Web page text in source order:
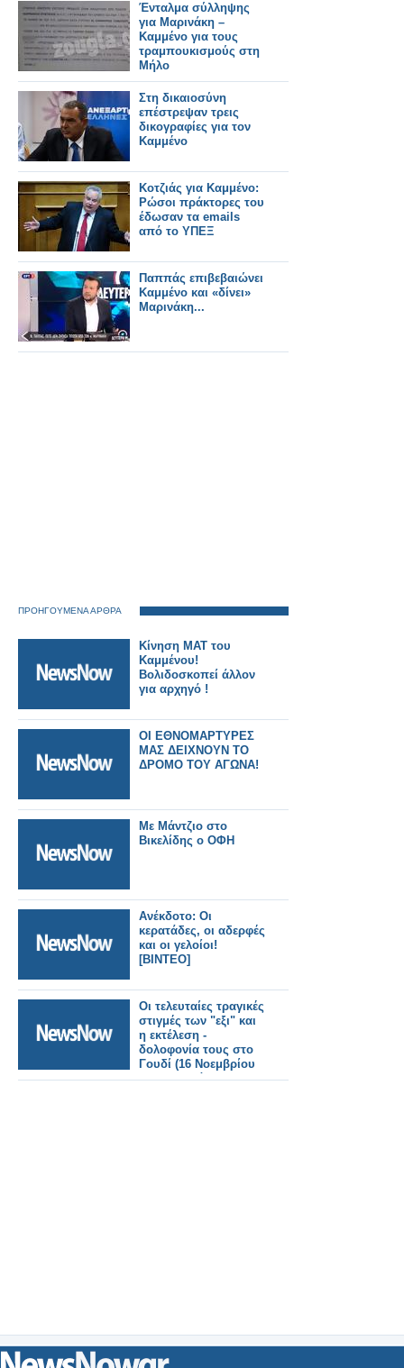
Ένταλμα σύλληψης
για Μαρινάκη –
Καμμένο για τους
τραμπουκισμούς στη
Μήλο
Στη δικαιοσύνη
επέστρεψαν τρεις
δικογραφίες για τον
Καμμένο
Κοτζιάς για Καμμένο:
Ρώσοι πράκτορες του
έδωσαν τα emails
από το ΥΠΕΞ
Παππάς επιβεβαιώνει
Καμμένο και «δίνει»
Μαρινάκη...
ΠΡΟΗΓΟΥΜΕΝΑ ΑΡΘΡΑ
Κίνηση ΜΑΤ του
Καμμένου!
Βολιδοσκοπεί άλλον
για αρχηγό !
ΟΙ ΕΘΝΟΜΑΡΤΥΡΕΣ
ΜΑΣ ΔΕΙΧΝΟΥΝ ΤΟ
ΔΡΟΜΟ ΤΟΥ ΑΓΩΝΑ!
Με Μάντζιο στο
Βικελίδης ο ΟΦΗ
Ανέκδοτο: Οι
κερατάδες, οι αδερφές
και οι γελοίοι!
[BINTEO]
Οι τελευταίες τραγικές
στιγμές των "εξι" και
η εκτέλεση -
δολοφονία τους στο
Γουδί (16 Νοεμβρίου
1922) Διαβάστε